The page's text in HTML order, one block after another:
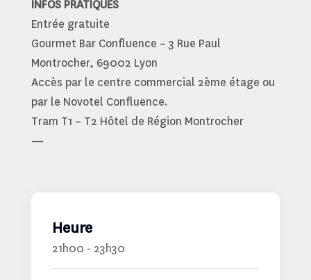
INFOS PRATIQUES
Entrée gratuite
Gourmet Bar Confluence – 3 Rue Paul
Montrocher, 69002 Lyon
Accès par le centre commercial 2ème étage ou
par le Novotel Confluence.
Tram T1 – T2 Hôtel de Région Montrocher
—
Heure
21h00 - 23h30